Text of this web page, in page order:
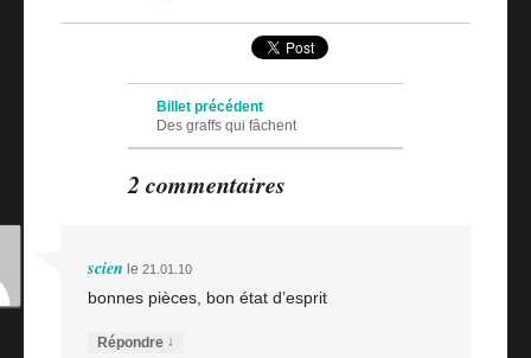
Billet précédent
Des graffs qui fâchent
2 commentaires
scien le 21.01.10
bonnes pièces, bon état d’esprit
Répondre ↓